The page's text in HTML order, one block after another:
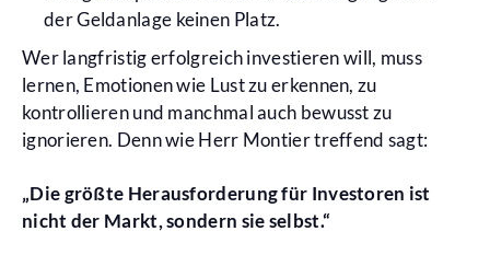
der Geldanlage keinen Platz.
Wer langfristig erfolgreich investieren will, muss
lernen, Emotionen wie Lust zu erkennen, zu
kontrollieren und manchmal auch bewusst zu
ignorieren. Denn wie Herr Montier treffend sagt:
„Die größte Herausforderung für Investoren ist
nicht der Markt, sondern sie selbst.“